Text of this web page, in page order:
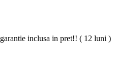
inclusa in pret!! ( 12 luni )